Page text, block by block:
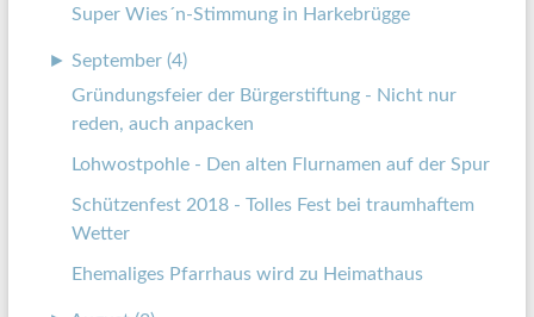
Super Wies´n-Stimmung in Harkebrügge
► September (4)
Gründungsfeier der Bürgerstiftung - Nicht nur
reden, auch anpacken
Lohwostpohle - Den alten Flurnamen auf der Spur
Schützenfest 2018 - Tolles Fest bei traumhaftem
Wetter
Ehemaliges Pfarrhaus wird zu Heimathaus